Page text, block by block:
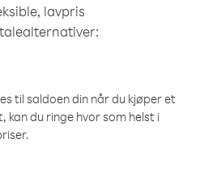
lavpris
til saldoen din når du kjøper et
kan du ringe hvor som helst i